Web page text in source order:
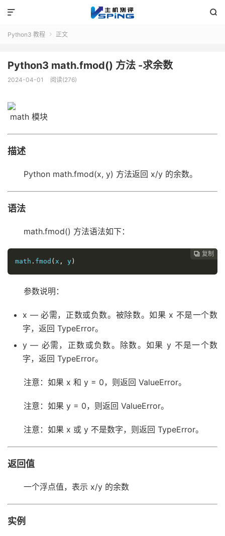


Python3 教程  正文
Python3 math.fmod() 方法 -求余数
2024-04-01 阅读(276)
math 模块
描述
Python math.fmod(x, y) 方法返回 x/y 的余数。
语法
math.fmod() 方法语法如下：
 复制
 复制
 复制
 复制
 复制
math . fmod ( x , y )
参数说明：
x — 必需，正数或负数。被除数。如果 x 不是一个数
字，返回 TypeError。
y — 必需，正数或负数。除数。如果 y 不是一个数
字，返回 TypeError。
注意：如果 x 和 y = 0，则返回 ValueError。
注意：如果 y = 0，则返回 ValueError。
注意：如果 x 或 y 不是数字，则返回 TypeError。
返回值
一个浮点值，表示 x/y 的余数
实例